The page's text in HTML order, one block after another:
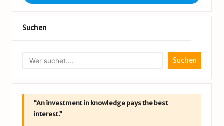
Suchen
Suchen
“An investment in knowledge pays the best
interest.”